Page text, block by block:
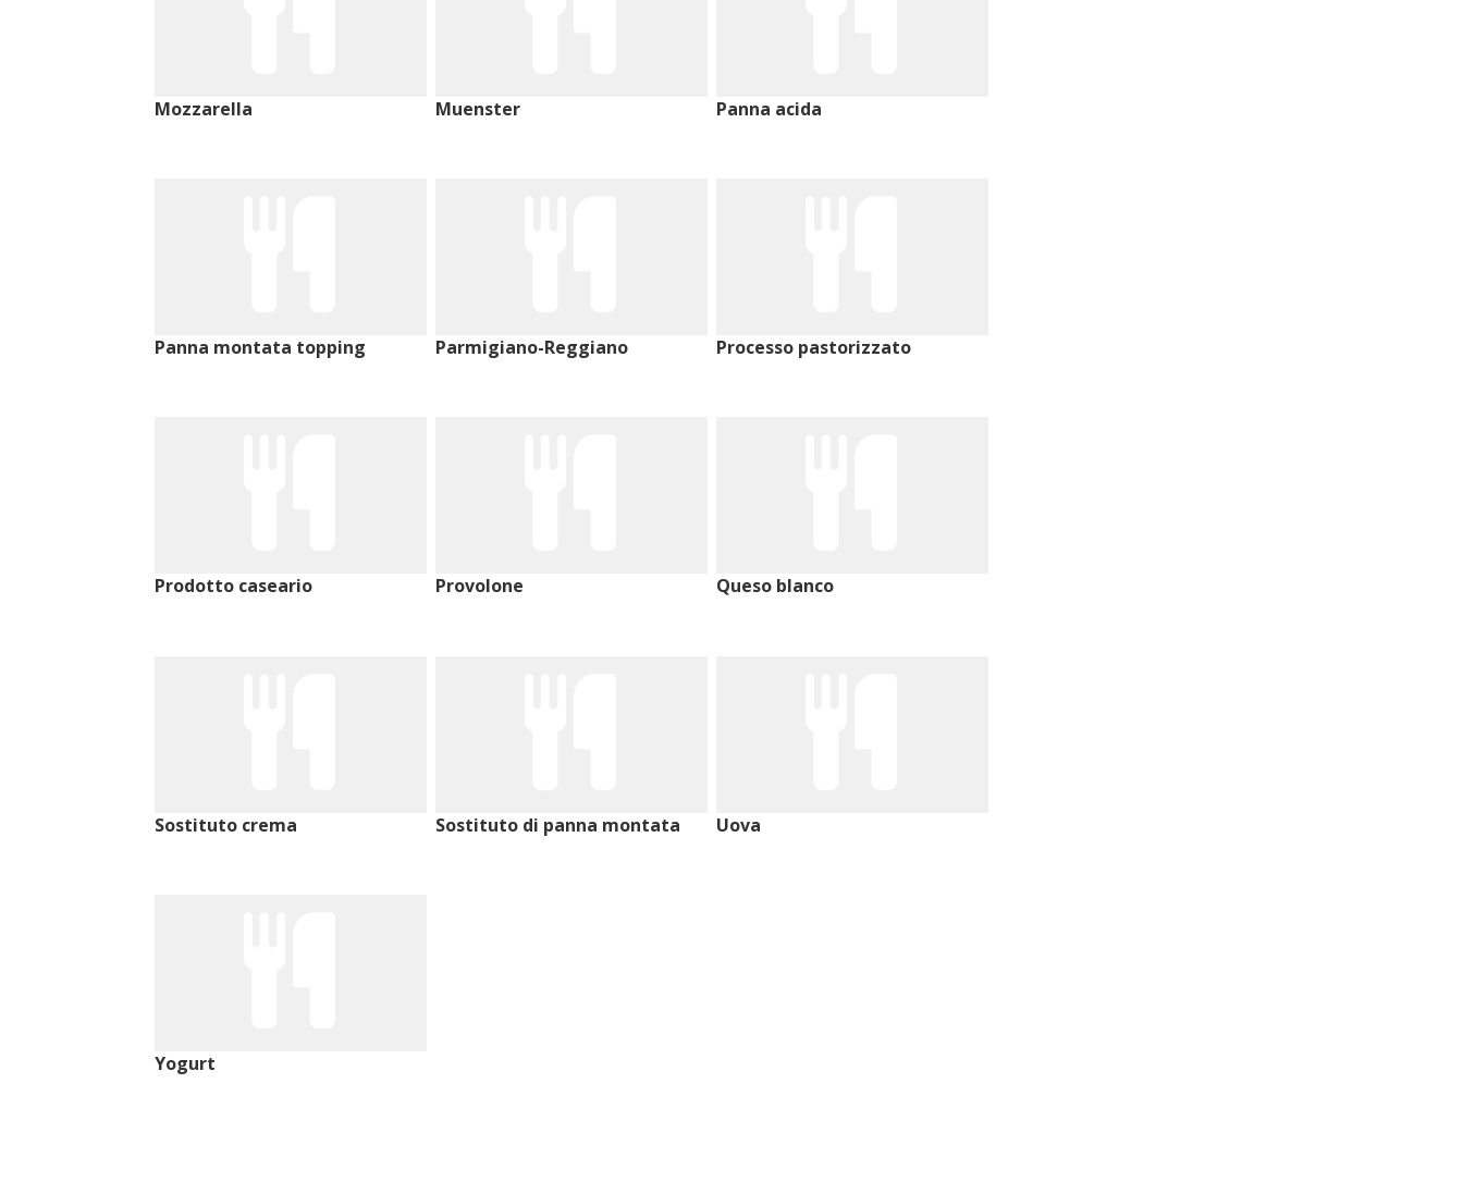
Mozzarella Muenster Panna acida
Panna montata topping Parmigiano-Reggiano Processo pastorizzato
Prodotto caseario Provolone Queso blanco
Sostituto crema Sostituto di panna montata Uova
Yogurt